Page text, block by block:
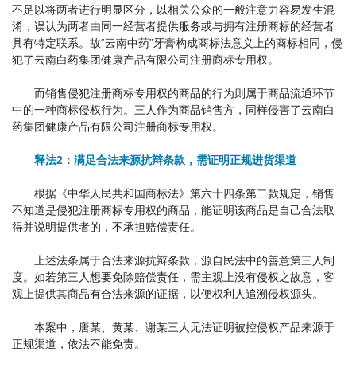
不足以将两者进行明显区分，以相关公众的一般注意力容易发生混
淆，误认为两者由同一经营者提供服务或与拥有注册商标的经营者
具有特定联系。故“云南中药”牙膏构成商标法意义上的商标相同，侵
犯了云南白药集团健康产品有限公司注册商标专用权。
而销售侵犯注册商标专用权的商品的行为则属于商品流通环节
中的一种商标侵权行为。三人作为商品销售方，同样侵害了云南白
药集团健康产品有限公司注册商标专用权。
释法2：满足合法来源抗辩条款，需证明正规进货渠道
根据《中华人民共和国商标法》第六十四条第二款规定， 销售
不知道是侵犯注册商标专用权的商品，能证明该商品是自己合法取
得并说明提供者的，不承担赔偿责任。
上述法条属于合法来源抗辩条款，源自民法中的善意第三人制
度。如若第三人想要免除赔偿责任，需主观上没有侵权之故意，客
观上提供其商品有合法来源的证据，以便权利人追溯侵权源头。
本案中，唐某、黄某、谢某三人无法证明被控侵权产品来源于
正规渠道，依法不能免责。